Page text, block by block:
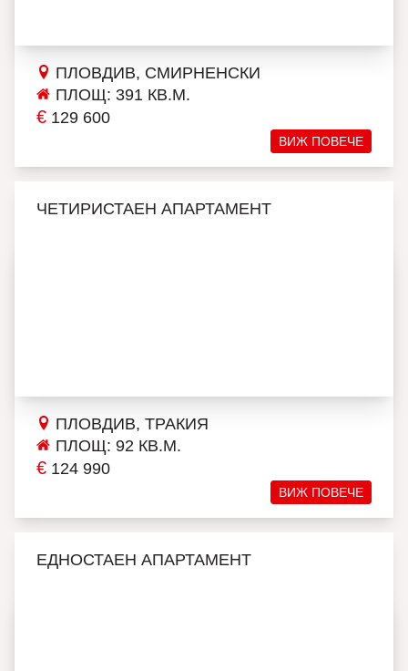
ПЛОВДИВ, СМИРНЕНСКИ
ПЛОЩ: 391 КВ.М.
€ 129 600
ВИЖ ПОВЕЧЕ
ЧЕТИРИСТАЕН АПАРТАМЕНТ
ПЛОВДИВ, ТРАКИЯ
ПЛОЩ: 92 КВ.М.
€ 124 990
ВИЖ ПОВЕЧЕ
ЕДНОСТАЕН АПАРТАМЕНТ